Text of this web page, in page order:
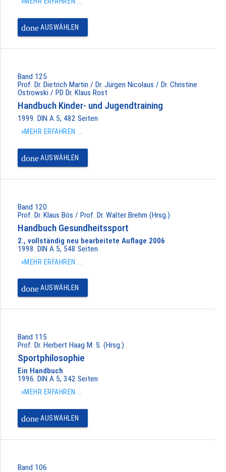
doneAUSWÄHLEN
Band 125
Prof. Dr. Dietrich Martin / Dr. Jürgen Nicolaus / Dr. Christine
Ostrowski / PD Dr. Klaus Rost
Handbuch Kinder- und Jugendtraining
1999. DIN A 5, 482 Seiten
»MEHR ERFAHREN ...
doneAUSWÄHLEN
Band 120
Prof. Dr. Klaus Bös / Prof. Dr. Walter Brehm (Hrsg.)
Handbuch Gesundheitssport
2., vollständig neu bearbeitete Auflage 2006
1998. DIN A 5, 548 Seiten
»MEHR ERFAHREN ...
doneAUSWÄHLEN
Band 115
Prof. Dr. Herbert Haag M. S. (Hrsg.)
Sportphilosophie
Ein Handbuch
1996. DIN A 5, 342 Seiten
»MEHR ERFAHREN ...
doneAUSWÄHLEN
Band 106